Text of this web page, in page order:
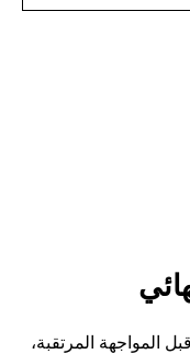
المواجهة المرتقبة،